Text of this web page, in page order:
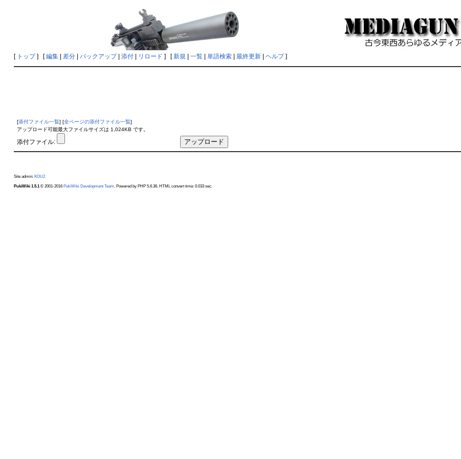
[ トップ] [編集| 差分| バックアップ| 添付| リロード ] [新規| 一覧| 単語検索| 最終更新| ヘルプ]
[添付ファイル一覧] [全ページの添付ファイル一覧]
アップロード可能最大ファイルサイズは 1,024KB です。
添付ファイル:
Site admin: KOU2
PukiWiki 1.5.1© 2001-2016 PukiWiki Development Team. Powered by PHP 5.6.36. HTML convert time: 0.033 sec.